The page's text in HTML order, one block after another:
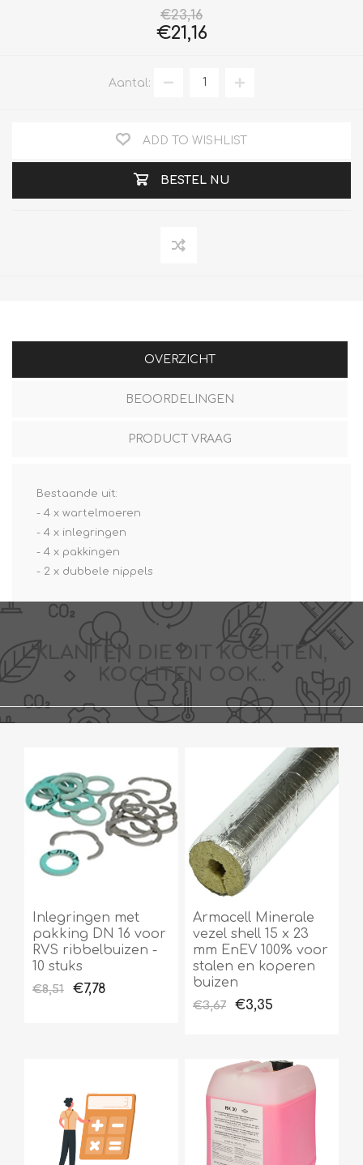
€23,16
€21,16
Aantal:
ADD TO WISHLIST
BESTEL NU
OVERZICHT
BEOORDELINGEN
PRODUCT VRAAG
Bestaande uit:
- 4 x wartelmoeren
- 4 x inlegringen
- 4 x pakkingen
- 2 x dubbele nippels
KLANTEN DIE DIT KOCHTEN,
KOCHTEN OOK..
Inlegringen met
pakking DN 16 voor
RVS ribbelbuizen -
10 stuks
€8,51 €7,78
Armacell Minerale
vezel shell 15 x 23
mm EnEV 100% voor
stalen en koperen
buizen
€3,67 €3,35